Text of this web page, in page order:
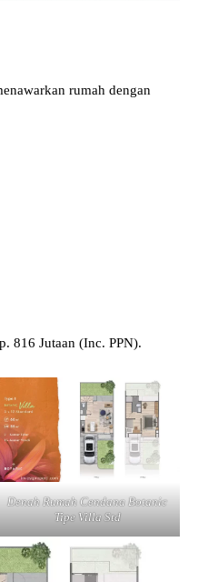
rumah dengan
816 Jutaan (Inc. PPN).
Denah Rumah Cendana Botanic
Tipe Villa Std